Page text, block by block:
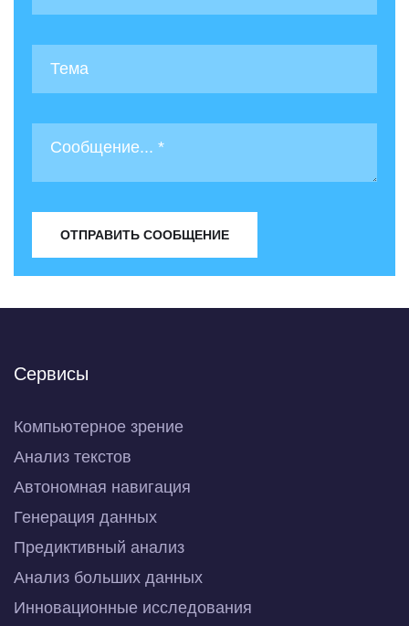
ОТПРАВИТЬ СООБЩЕНИЕ
Сервисы
Компьютерное зрение
Анализ текстов
Автономная навигация
Генерация данных
Предиктивный анализ
Анализ больших данных
Инновационные исследования